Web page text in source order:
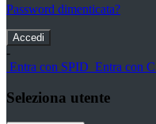
Password dimenticata?
-
Entra con SPID Entra con
Seleziona utente